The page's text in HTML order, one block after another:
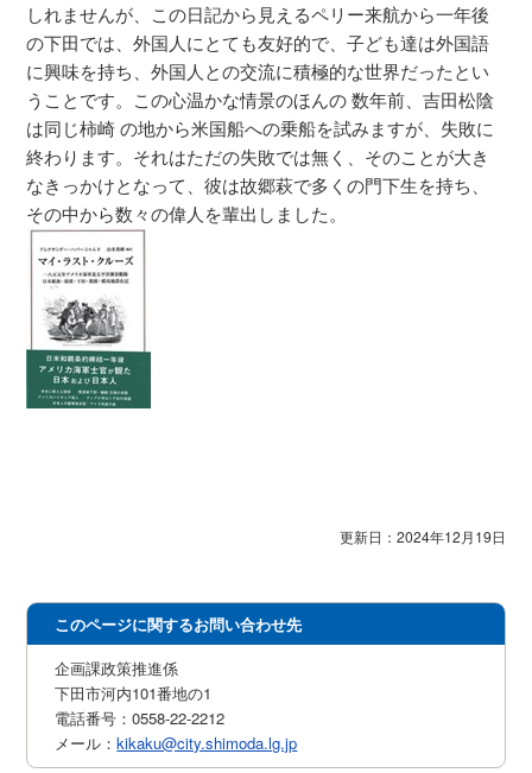
しれませんが、この日記から見えるペリー来航から一年後
の下田では、外国人にとても友好的で、子ども達は外国語
に興味を持ち、外国人との交流に積極的な世界だったとい
うことです。この心温かな情景のほんの 数年前、吉田松陰
は同じ柿崎 の地から米国船への乗船を試みますが、失敗に
終わります。それはただの失敗では無く、そのことが大き
なきっかけとなって、彼は故郷萩で多くの門下生を持ち、
その中から数々の偉人を輩出しました。
更新日：2024年12月19日
このページに関するお問い合わせ先
企画課政策推進係
下田市河内101番地の1
電話番号：0558-22-2212
メール：kikaku@city.shimoda.lg.jp